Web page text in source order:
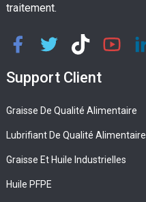
traitement.
Support Client
Graisse De Qualité Alimentaire
Lubrifiant De Qualité Alimentaire
Graisse Et Huile Industrielles
Huile PFPE